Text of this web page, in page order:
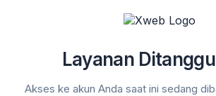
Layanan
Akses ke akun Anda saat ini sedang